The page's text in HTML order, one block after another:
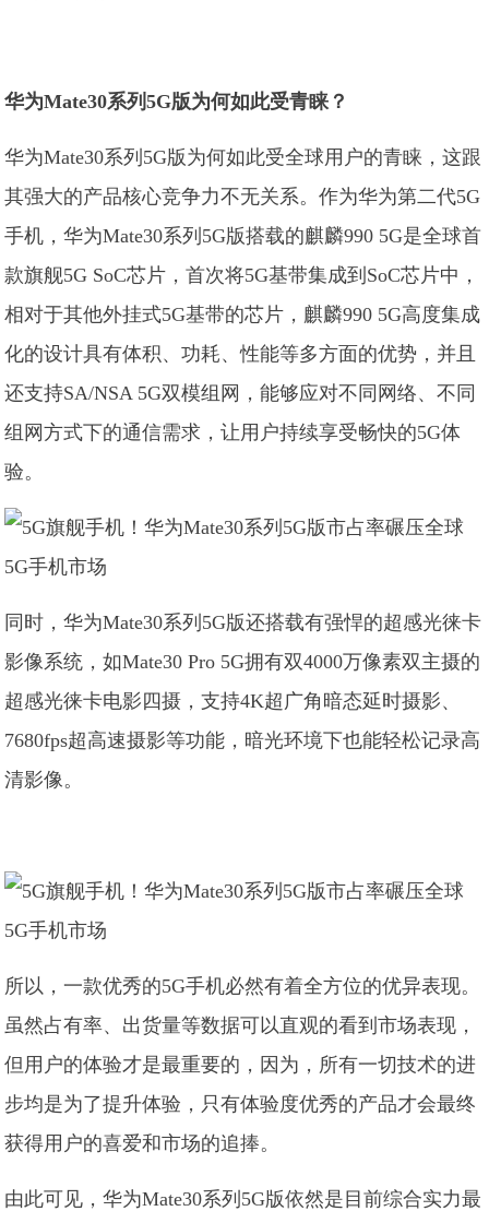
华为Mate30系列5G版为何如此受青睐？
华为Mate30系列5G版为何如此受全球用户的青睐，这跟
其强大的产品核心竞争力不无关系。作为华为第二代5G
手机，华为Mate30系列5G版搭载的麒麟990 5G是全球首
款旗舰5G SoC芯片，首次将5G基带集成到SoC芯片中，
相对于其他外挂式5G基带的芯片，麒麟990 5G高度集成
化的设计具有体积、功耗、性能等多方面的优势，并且
还支持SA/NSA 5G双模组网，能够应对不同网络、不同
组网方式下的通信需求，让用户持续享受畅快的5G体
验。
同时，华为Mate30系列5G版还搭载有强悍的超感光徕卡
影像系统，如Mate30 Pro 5G拥有双4000万像素双主摄的
超感光徕卡电影四摄，支持4K超广角暗态延时摄影、
7680fps超高速摄影等功能，暗光环境下也能轻松记录高
清影像。
所以，一款优秀的5G手机必然有着全方位的优异表现。
虽然占有率、出货量等数据可以直观的看到市场表现，
但用户的体验才是最重要的，因为，所有一切技术的进
步均是为了提升体验，只有体验度优秀的产品才会最终
获得用户的喜爱和市场的追捧。
由此可见，华为Mate30系列5G版依然是目前综合实力最